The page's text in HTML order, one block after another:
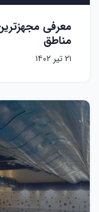
معرفی
مناطق
۲۱ تیر ۱۴۰۲